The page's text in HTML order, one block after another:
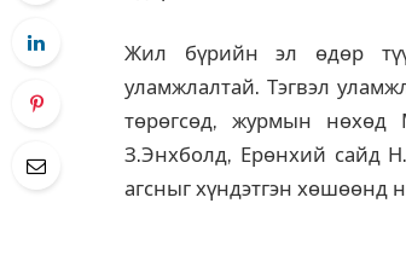
Жил бүрийн эл өдөр
уламжлалтай. Тэгвэл
төрөгсөд, журмын нөхөд
З.Энхболд, Ерөнхий сайд
агсныг хүндэтгэн хөшөөнд